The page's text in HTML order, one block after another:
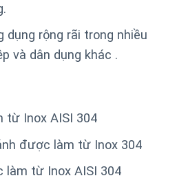
rộng rãi trong nhiều
và dân dụng khác .
Inox AISI 304
được làm từ Inox 304
từ Inox AISI 304